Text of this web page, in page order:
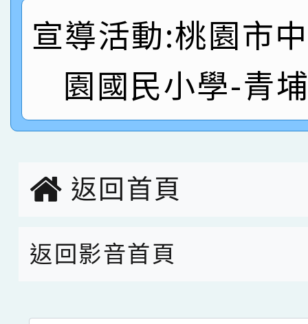
名
賀！本校阿巴斯O蜜、
倩參加桃園市科展 國
名 指導老師王老師、
賀！本校四年二班張O
園市英語競賽國小朗
指導老師林老師
賀！本校參加桃園市中
賽 劉文瑛教師榮獲教
臺灣台語-第二名
賀！本校參與2026世
市賽榮獲科學小創客佳
宣導活動:桃園市
園國民小學-青
返回首頁
返回影音首頁